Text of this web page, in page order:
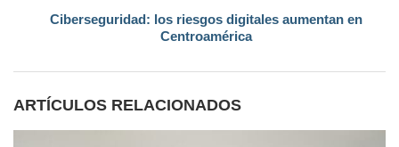
Ciberseguridad: los riesgos digitales aumentan en
Centroamérica
ARTÍCULOS RELACIONADOS